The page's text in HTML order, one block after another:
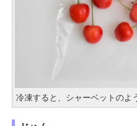
冷凍すると、シャーベットのよ